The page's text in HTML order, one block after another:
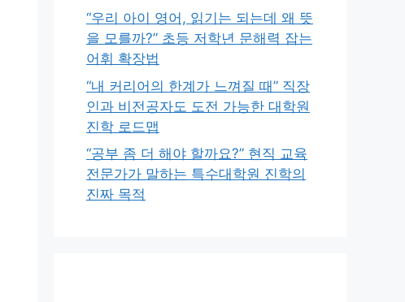
“우리 아이 영어, 읽기는 되는데 왜 뜻
을 모를까?” 초등 저학년 문해력 잡는
어휘 확장법
“내 커리어의 한계가 느껴질 때” 직장
인과 비전공자도 도전 가능한 대학원
진학 로드맵
“공부 좀 더 해야 할까요?” 현직 교육
전문가가 말하는 특수대학원 진학의
진짜 목적